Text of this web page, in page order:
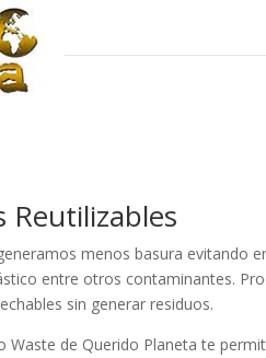
Reutilizables
menos basura evitando
entre otros contaminantes.
sin generar residuos.
Waste de Querido Planeta te